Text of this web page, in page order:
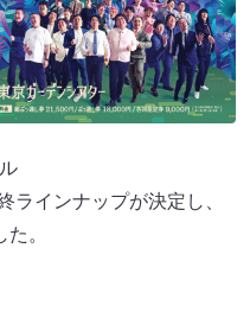
ラインナップが決定し、
。